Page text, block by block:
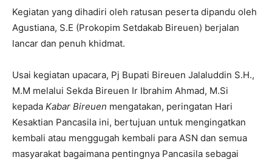
Kegiatan yang dihadiri oleh ratusan peserta dipandu oleh
Agustiana, S.E (Prokopim Setdakab Bireuen) berjalan
lancar dan penuh khidmat.
Usai kegiatan upacara, Pj Bupati Bireuen Jalaluddin S.H.,
M.M melalui Sekda Bireuen Ir Ibrahim Ahmad, M.Si
kepada Kabar Bireuen mengatakan, peringatan Hari
Kesaktian Pancasila ini, bertujuan untuk mengingatkan
kembali atau menggugah kembali para ASN dan semua
masyarakat bagaimana pentingnya Pancasila sebagai